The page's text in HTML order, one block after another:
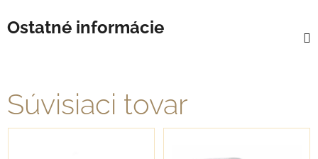
Ostatné informácie
Súvisiaci tovar